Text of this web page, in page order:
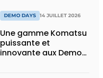
DEMO DAYS 14 JUILLET 2026
Une gamme Komatsu
puissante et
innovante aux Demo